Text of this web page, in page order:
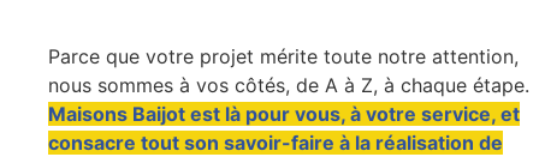
Parce que votre projet mérite toute notre attention,
nous sommes à vos côtés, de A à Z, à chaque étape.
Maisons Baijot est là pour vous, à votre service, et
consacre tout son savoir-faire à la réalisation de